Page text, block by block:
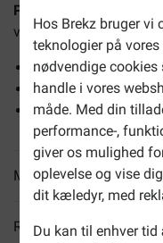
Hos Brekz bruger vi
teknologier på
nødvendige cookies
handle i vores
måde. Med din
performance-,
giver os mulighed
oplevelse og vise
dit kæledyr, med
Du kan til enhver
Purina One Adult med
velsmagende tørfoder
Fremmer
Hjælper med at
Bidrager til en sund
Mere info
Reviews